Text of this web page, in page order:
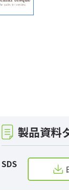
製品資料
SDS